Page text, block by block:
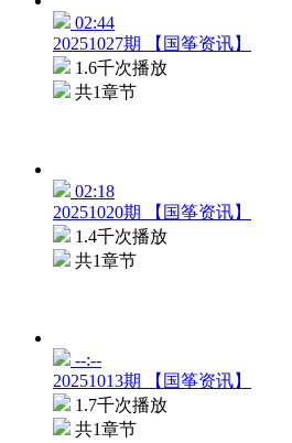
02:44
20251027期 【国筝资讯】
1.6千次播放
共1章节
02:18
20251020期 【国筝资讯】
1.4千次播放
共1章节
--:--
20251013期 【国筝资讯】
1.7千次播放
共1章节